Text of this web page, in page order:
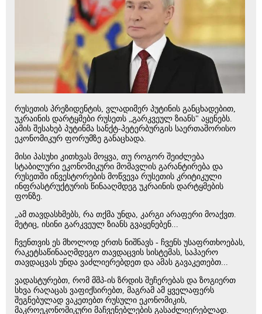
რუსეთის პრეზიდენტის, ვლადიმერ პუტინის განცხადებით,
უკრაინის დარტყმები რუსეთს „გარკვეულ ზიანს" აყენებს.
ამის შესახებ პუტინმა სანქტ-პეტერბურგის საერთაშორისო
ეკონომიკურ ფორუმზე განაცხადა.
მისი პასუხი კითხვას მოყვა, თუ როგორ შეიძლება
სტაბილური ეკონომიკური მომავლის გარანტირება და
რუსეთში ინვესტორების მოწვევა რუსეთის კრიტიკული
ინფრასტრუქტურის წინააღმდეგ უკრაინის დარტყმების
ფონზე.
„ამ თავდასხმებს, რა თქმა უნდა, კარგი არაფერი მოაქვთ.
მეტიც, ისინი გარკვეულ ზიანს გვაყენებენ...
ჩვენთვის ეს მხოლოდ ერთს ნიშნავს - ჩვენს უსაფრთხოებას,
რაკეტსაწინააღმდეგო თავდაცვის სისტემას, საჰაერო
თავდაცვას უნდა ვაძლიერებდეთ და ამას გავაკეთებთ...
ვადასტურებთ, რომ მშპ-ის ზრდის შეჩერებას და ზოგიერთ
სხვა რაღაცას ვაფიქსირებთ, მაგრამ ამ ყველაფერს
შეგნებულად ვაკეთებთ რუსული ეკონომიკის,
მაკროეკონომიკური მაჩვენებლების გასაძლიერებლად.